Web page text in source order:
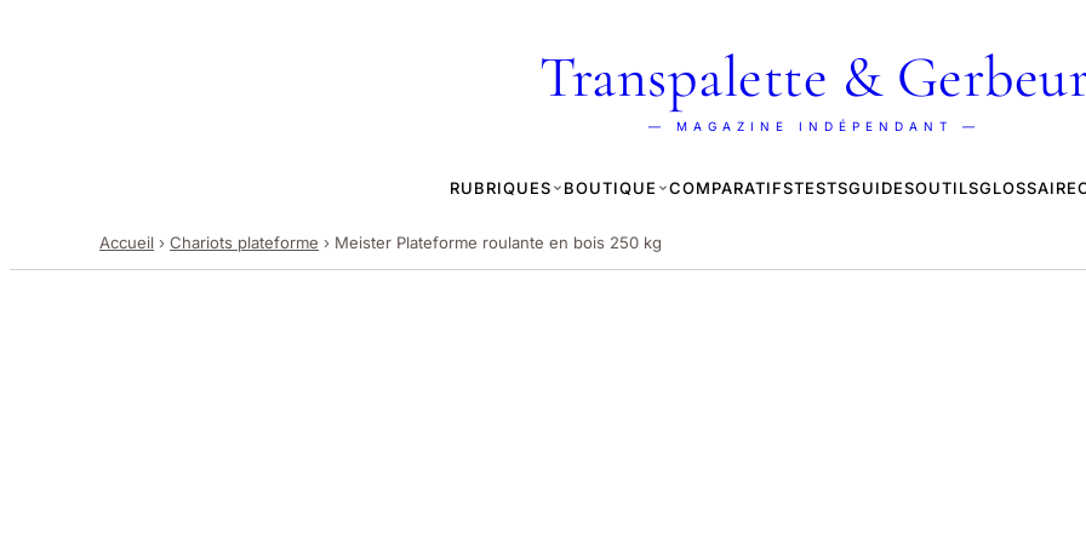
Transpalette &
— MAGAZINE INDÉPENDANT —
RUBRIQUES BOUTIQUE COMPARATIFSTESTSGUIDESOUTILSGLOSSAIRE
Accueil › Chariots plateforme › Meister Plateforme roulante en bois 250 kg